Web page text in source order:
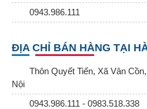
0943.986.111
ĐỊA CHỈ BÁN HÀNG TẠI
Thôn Quyết Tiến, Xã Vân
Nội
0943.986.111 - 0983.518.338